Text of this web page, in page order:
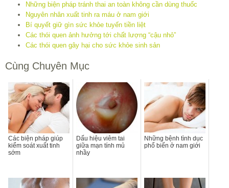
Những biện pháp tránh thai an toàn không cần dùng thuốc
Nguyên nhân xuất tinh ra máu ở nam giới
Bí quyết giữ gìn sức khỏe tuyến tiền liệt
Các thói quen ảnh hưởng tới chất lượng “cậu nhỏ”
Các thói quen gây hại cho sức khỏe sinh sản
Cùng Chuyên Mục
Các biện pháp giúp
kiểm soát xuất tinh
sớm
Dấu hiệu viêm tai
giữa mạn tính mủ
nhầy
Những bệnh tình dục
phổ biến ở nam giới